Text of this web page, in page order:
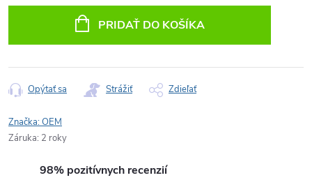
PRIDAŤ DO KOŠÍKA
Opýtať sa Strážiť Zdieľať
Značka:OEM
Záruka: 2 roky
98% pozitívnych recenzií